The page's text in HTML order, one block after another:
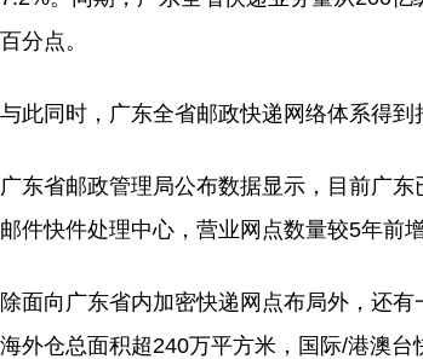
百分点。
与此同时，广东全省邮政快递网络体系得到
广东省邮政管理局公布数据显示，目前广
邮件快件处理中心，营业网点数量较5年前
除面向广东省内加密快递网点布局外，还
海外仓总面积超240万平方米，国际/港澳台